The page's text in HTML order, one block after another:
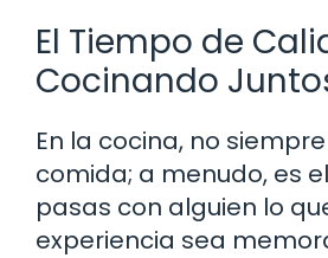
El Tiempo de
Cocinando
En la cocina, no
comida; a menudo, es
pasas con alguien lo
experiencia sea